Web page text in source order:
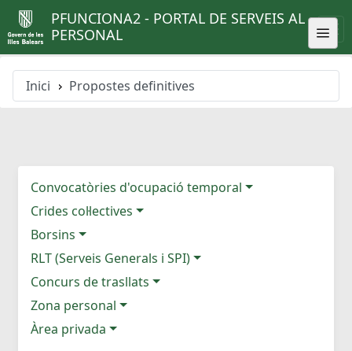
PFUNCIONA2 - PORTAL DE SERVEIS AL
PERSONAL
Inici Propostes definitives
Convocatòries d'ocupació temporal
Crides col·lectives
Borsins
RLT (Serveis Generals i SPI)
Concurs de trasllats
Zona personal
Àrea privada